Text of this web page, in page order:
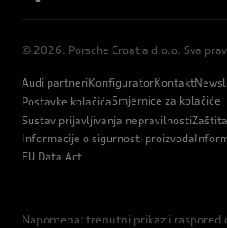
© 2026. Porsche Croatia d.o.o. Sva
Audi partneriKonfiguratorKontakt
Postavke kolačićaSmjernice za kolačiće
Sustav prijavljivanja nepravilnosti
Informacije o sigurnosti proizvoda
EU Data Act
Napomena: trenutni prikaz i raspored